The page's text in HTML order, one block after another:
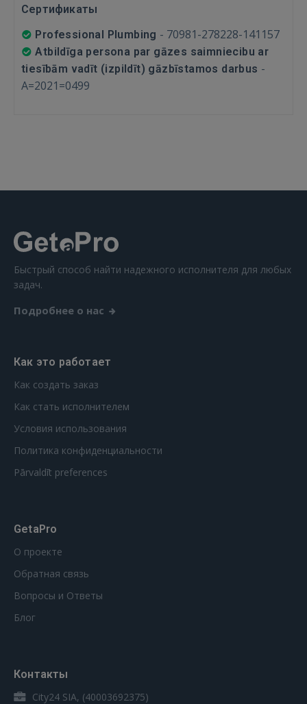
Сертификаты
Professional Plumbing - 70981-278228-141157
Atbildīga persona par gāzes saimniecibu ar
tiesībām vadīt (izpildīt) gāzbīstamos darbus -
A=2021=0499
Быстрый способ найти надежного исполнителя для любых
задач.
Подробнее о нас
Как это работает
Как создать заказ
Как стать исполнителем
Условия использования
Политика конфиденциальности
Pārvaldīt preferences
GetaPro
О проекте
Обратная связь
Вопросы и Ответы
Блог
Контакты
City24 SIA, (40003692375)